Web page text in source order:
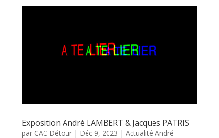
Exposition André LAMBERT & Jacques PATRIS
par CAC Détour| Déc 9, 2023 | Actualité André